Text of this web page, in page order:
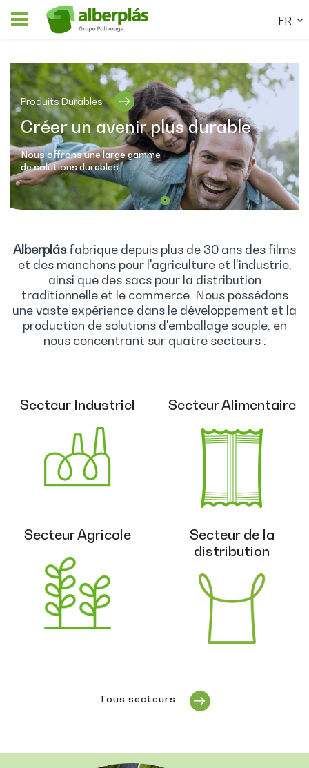
FR
Produits Durables
Créer un avenir plus durable
Nous offrons une large gamme
de solutions durables
Alberplásfabrique depuis plus de 30 ans des films
et des manchons pour l'agriculture et l'industrie,
ainsi que des sacs pour la distribution
traditionnelle et le commerce. Nous possédons
une vaste expérience dans le développement et la
production de solutions d'emballage souple, en
nous concentrant sur quatre secteurs :
Secteur Industriel Secteur Alimentaire
Secteur Agricole
Secteur de la
distribution
Tous secteurs